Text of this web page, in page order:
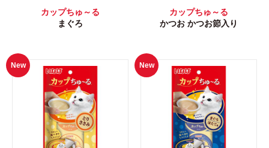
カップちゅ～る
まぐろ
カップちゅ～る
かつお かつお節入り
New New